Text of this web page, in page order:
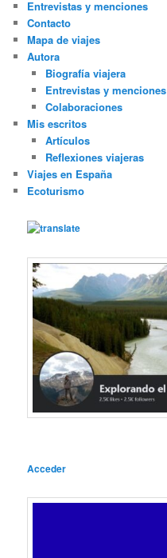
Entrevistas y menciones
Contacto
Mapa de viajes
Autora
Biografía viajera
Entrevistas y menciones
Colaboraciones
Mis escritos
Artículos
Reflexiones viajeras
Viajes en España
Ecoturismo
Acceder